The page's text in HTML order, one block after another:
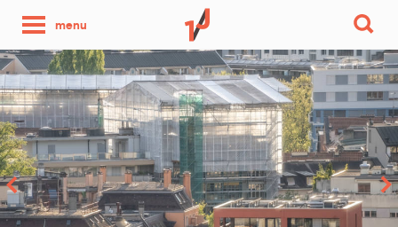
menu
photo
par
jour